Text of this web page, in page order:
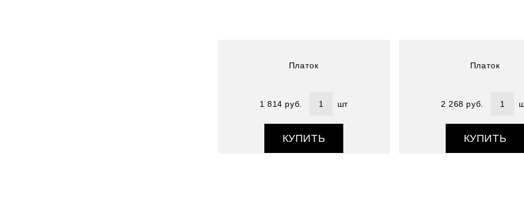
Платок
1 814 руб. шт
КУПИТЬ
Платок
2 268 руб.
КУПИТЬ